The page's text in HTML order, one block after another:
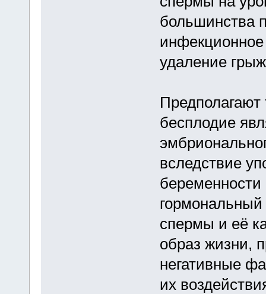
большинства
удаление
Предполагают
бесплодие
вследствие
спермы и её
образ жизни,
негативные
их